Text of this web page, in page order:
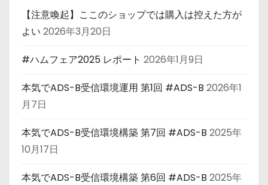
【注意喚起】ここのショップでは購入は控えた方が
よい 2026年3月20日
#ハムフェア2025 レポート 2026年1月9日
本気でADS-B受信環境運用 第1回 #ADS-B 2026年1
月7日
本気でADS-B受信環境構築 第7回 #ADS-B 2025年
10月17日
本気でADS-B受信環境構築 第6回 #ADS-B 2025年